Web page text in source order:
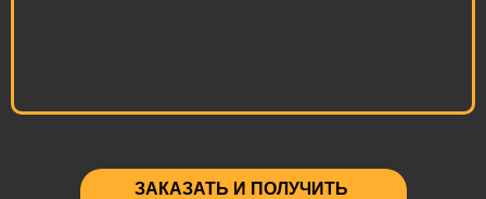
ЗАКАЗАТЬ И ПОЛУЧИТЬ